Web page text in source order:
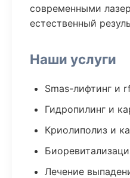
современными
естественный
Наши услуги
Smas-лифтинг и
Гидропилинг и
Криолиполиз и
Лечение